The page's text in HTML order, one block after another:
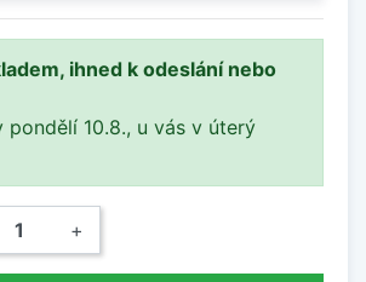
ihned k odeslání nebo
pondělí 10.8., u vás v úterý
+